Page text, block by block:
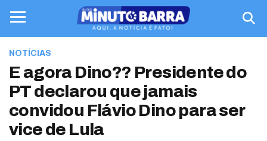
NOTÍCIAS
E agora Dino?? Presidente do
PT declarou que jamais
convidou Flávio Dino para ser
vice de Lula